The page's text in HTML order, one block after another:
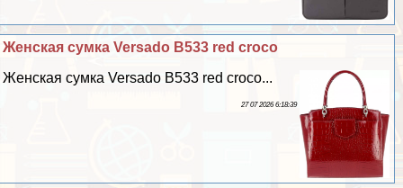
Женская сумка Versado B533 red croco
Женская сумка Versado B533 red croco...
27 07 2026 6:18:39